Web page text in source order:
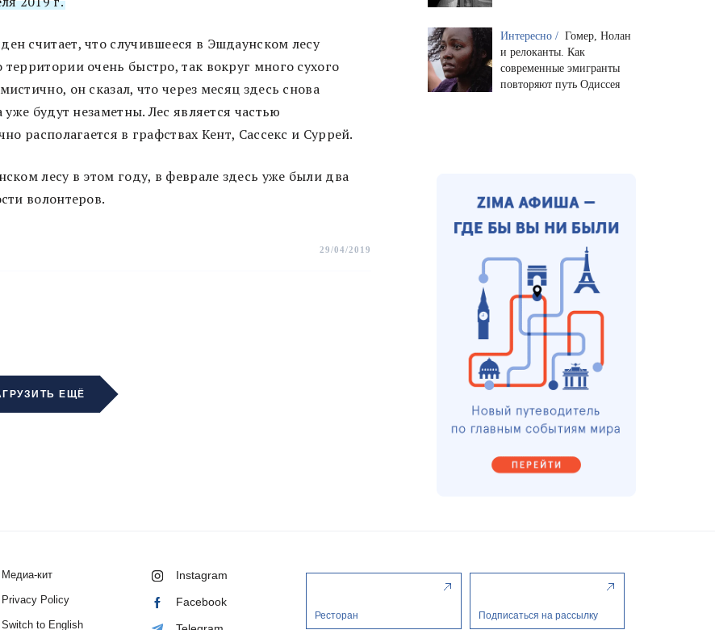
считает, что случившееся в Эшдаунском лесу
очень быстро, так вокруг много сухого
он сказал, что через месяц здесь снова
будут незаметны. Лес является частью
располагается в графствах Кент, Сассекс и Суррей.
лесу в этом году, в феврале здесь уже были два
волонтеров.
29/04/2019
ЕЩЁ
Интересно / Гомер, Нолан
и релоканты. Как
современные эмигранты
повторяют путь Одиссея
Медиа-кит
Privacy Policy
Switch to English
Instagram
Facebook
Ресторан Подписаться на рассылку